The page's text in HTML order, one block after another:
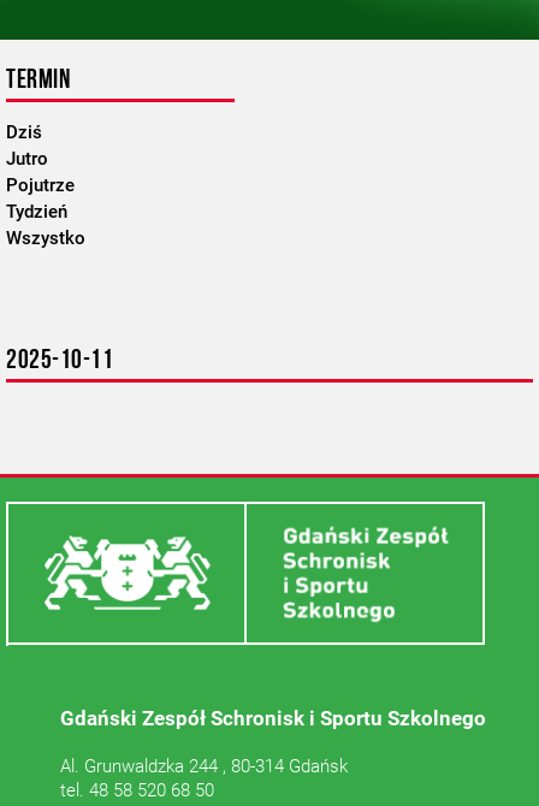
TERMIN
Dziś
Jutro
Pojutrze
Tydzień
Wszystko
2025-10-11
Gdański Zespół Schronisk i Sportu Szkolnego
Al. Grunwaldzka 244 , 80-314 Gdańsk
tel. 48 58 520 68 50